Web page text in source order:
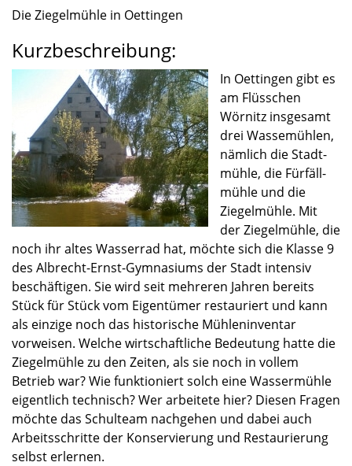
Die Ziegel­mühle in Oettin­gen
Kurzbeschreibung:
In Oettin­gen gibt es
am Flüss­chen
Wörnitz insge­samt
drei Wasse­müh­len,
nämlich die Stadt­
mühle, die Fürfäll­
mühle und die
Ziegel­mühle. Mit
der Ziegel­mühle, die
noch ihr altes Wasser­rad hat, möchte sich die Klasse 9
des Albrecht-Ernst-Gymnasiums der Stadt inten­siv
beschäf­ti­gen. Sie wird seit mehre­ren Jahren bereits
Stück für Stück vom Eigen­tü­mer restau­riert und kann
als einzige noch das histo­ri­sche Mühlen­in­ven­tar
vorwei­sen. Welche wirtschaft­li­che Bedeu­tung hatte die
Ziegel­mühle zu den Zeiten, als sie noch in vollem
Betrieb war? Wie funktio­niert solch eine Wasser­mühle
eigent­lich technisch? Wer arbei­tete hier? Diesen Fragen
möchte das Schul­team nachge­hen und dabei auch
Arbeits­schritte der Konser­vie­rung und Restau­rie­rung
selbst erler­nen.